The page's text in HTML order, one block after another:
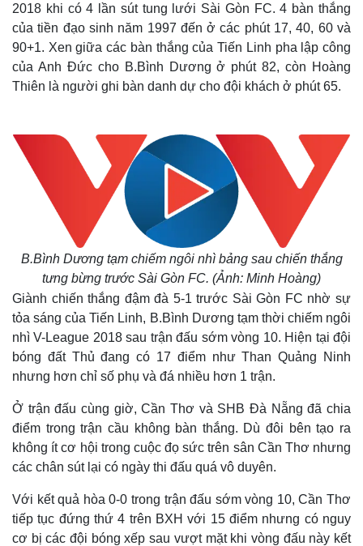
2018 khi có 4 lần sút tung lưới Sài Gòn FC. 4 bàn thắng
của tiền đạo sinh năm 1997 đến ở các phút 17, 40, 60 và
90+1. Xen giữa các bàn thắng của Tiến Linh pha lập công
của Anh Đức cho B.Bình Dương ở phút 82, còn Hoàng
Thiên là người ghi bàn danh dự cho đội khách ở phút 65.
B.Bình Dương tạm chiếm ngôi nhì bảng sau chiến thắng
tưng bừng trước Sài Gòn FC. (Ảnh: Minh Hoàng)
Giành chiến thắng đậm đà 5-1 trước Sài Gòn FC nhờ sự
tỏa sáng của Tiến Linh, B.Bình Dương tạm thời chiếm ngôi
nhì V-League 2018 sau trận đấu sớm vòng 10. Hiện tại đội
bóng đất Thủ đang có 17 điểm như Than Quảng Ninh
nhưng hơn chỉ số phụ và đá nhiều hơn 1 trận.
Ở trận đấu cùng giờ, Cần Thơ và SHB Đà Nẵng đã chia
điểm trong trận cầu không bàn thắng. Dù đôi bên tạo ra
không ít cơ hội trong cuộc đọ sức trên sân Cần Thơ nhưng
các chân sút lại có ngày thi đấu quá vô duyên.
Với kết quả hòa 0-0 trong trận đấu sớm vòng 10, Cần Thơ
tiếp tục đứng thứ 4 trên BXH với 15 điểm nhưng có nguy
cơ bị các đội bóng xếp sau vượt mặt khi vòng đấu này kết